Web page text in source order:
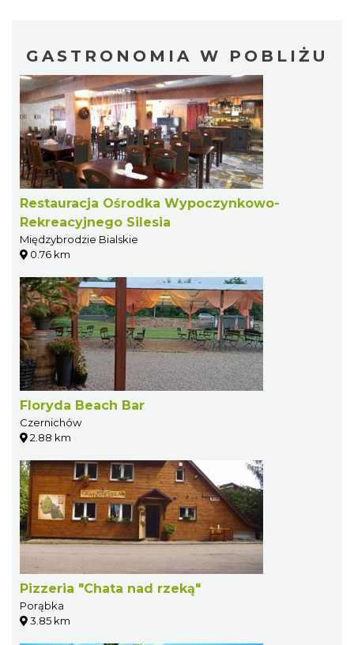
GASTRONOMIA W POBLIŻU
Restauracja Ośrodka Wypoczynkowo-
Rekreacyjnego Silesia
Międzybrodzie Bialskie
0.76 km
Floryda Beach Bar
Czernichów
2.88 km
Pizzeria "Chata nad rzeką"
Porąbka
3.85 km